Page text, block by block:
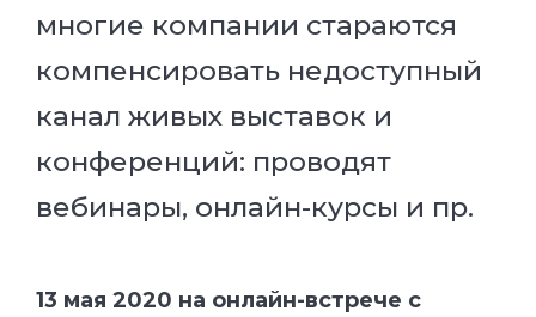
многие компании стараются
компенсировать недоступный
канал живых выставок и
конференций: проводят
вебинары, онлайн-курсы и пр.
13 мая 2020 на онлайн-встрече с